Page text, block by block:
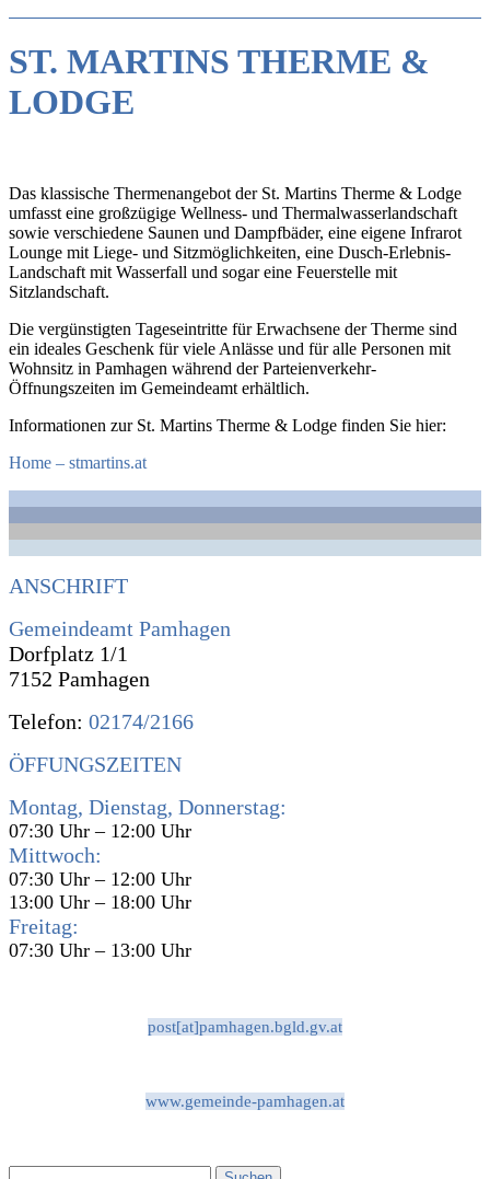
ST. MARTINS THERME &
LODGE
Das klassische Thermenangebot der St. Martins Therme & Lodge
umfasst eine großzügige Wellness- und Thermalwasserlandschaft
sowie verschiedene Saunen und Dampfbäder, eine eigene Infrarot
Lounge mit Liege- und Sitzmöglichkeiten, eine Dusch-Erlebnis-
Landschaft mit Wasserfall und sogar eine Feuerstelle mit
Sitzlandschaft.
Die vergünstigten Tageseintritte für Erwachsene der Therme sind
ein ideales Geschenk für viele Anlässe und für alle Personen mit
Wohnsitz in Pamhagen während der Parteienverkehr-
Öffnungszeiten im Gemeindeamt erhältlich.
Informationen zur St. Martins Therme & Lodge finden Sie hier:
Home – stmartins.at
ANSCHRIFT
Gemeindeamt Pamhagen
Dorfplatz 1/1
7152 Pamhagen
Telefon: 02174/2166
ÖFFUNGSZEITEN
Montag, Dienstag, Donnerstag:
07:30 Uhr – 12:00 Uhr
Mittwoch:
07:30 Uhr – 12:00 Uhr
13:00 Uhr – 18:00 Uhr
Freitag:
07:30 Uhr – 13:00 Uhr
post[at]pamhagen.bgld.gv.at
www.gemeinde-pamhagen.at